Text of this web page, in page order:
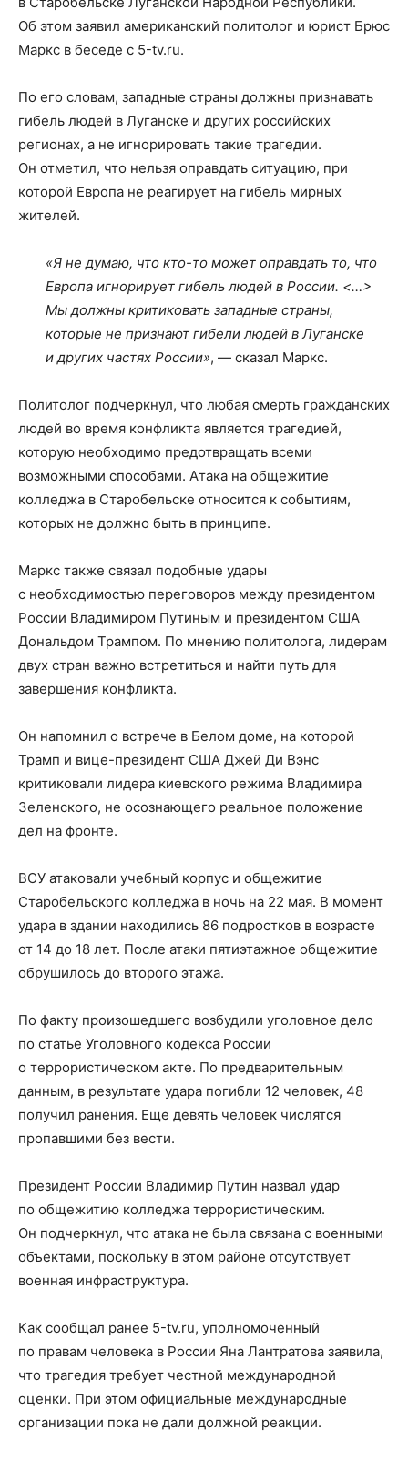
Об этом заявил американский политолог и юрист Брюс
Маркс в беседе с 5-tv.ru.
По его словам, западные страны должны признавать
гибель людей в Луганске и других российских
регионах, а не игнорировать такие трагедии.
Он отметил, что нельзя оправдать ситуацию, при
которой Европа не реагирует на гибель мирных
жителей.
«Я не думаю, что кто-то может оправдать то, что
Европа игнорирует гибель людей в России. <…>
Мы должны критиковать западные страны,
которые не признают гибели людей в Луганске
и других частях России», — сказал Маркс.
Политолог подчеркнул, что любая смерть гражданских
людей во время конфликта является трагедией,
которую необходимо предотвращать всеми
возможными способами. Атака на общежитие
колледжа в Старобельске относится к событиям,
которых не должно быть в принципе.
Маркс также связал подобные удары
с необходимостью переговоров между президентом
России Владимиром Путиным и президентом США
Дональдом Трампом. По мнению политолога, лидерам
двух стран важно встретиться и найти путь для
завершения конфликта.
Он напомнил о встрече в Белом доме, на которой
Трамп и вице-президент США Джей Ди Вэнс
критиковали лидера киевского режима Владимира
Зеленского, не осознающего реальное положение
дел на фронте.
ВСУ атаковали учебный корпус и общежитие
Старобельского колледжа в ночь на 22 мая. В момент
удара в здании находились 86 подростков в возрасте
от 14 до 18 лет. После атаки пятиэтажное общежитие
обрушилось до второго этажа.
По факту произошедшего возбудили уголовное дело
по статье Уголовного кодекса России
о террористическом акте. По предварительным
данным, в результате удара погибли 12 человек, 48
получил ранения. Еще девять человек числятся
пропавшими без вести.
Президент России Владимир Путин назвал удар
по общежитию колледжа террористическим.
Он подчеркнул, что атака не была связана с военными
объектами, поскольку в этом районе отсутствует
военная инфраструктура.
Как сообщал ранее 5-tv.ru, уполномоченный
по правам человека в России Яна Лантратова заявила,
что трагедия требует честной международной
оценки. При этом официальные международные
организации пока не дали должной реакции.